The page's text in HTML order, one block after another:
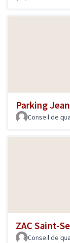
Parking
Conseil de
ZAC Saint-
Conseil de